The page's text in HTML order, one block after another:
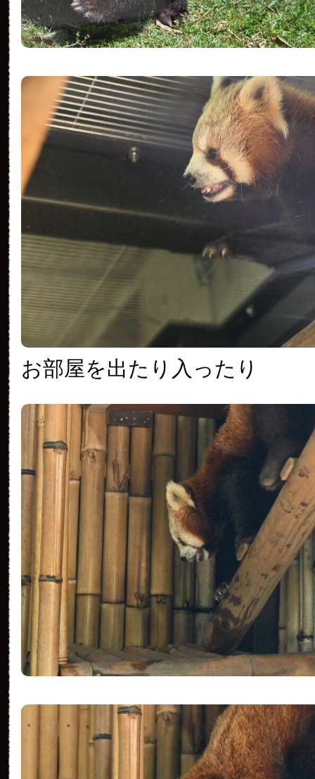
お部屋を出たり入ったり